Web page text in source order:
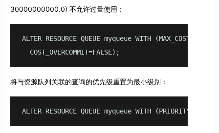
30000000000.0) 不允许过量使用：
ALTER RESOURCE QUEUE myqueue WITH
  COST_OVERCOMMIT=FALSE);
将与资源队列关联的查询的优先级重置为最小级别：
ALTER RESOURCE QUEUE myqueue WITH (PRIORITY=MIN);